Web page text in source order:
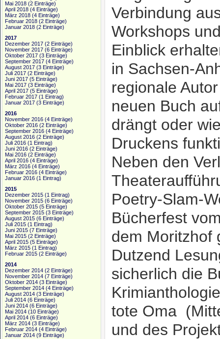
Mai 2018 (2 Einträge)
April 2018 (4 Einträge)
März 2018 (4 Einträge)
Februar 2018 (2 Einträge)
Januar 2018 (2 Einträge)
2017
Dezember 2017 (2 Einträge)
November 2017 (6 Einträge)
Oktober 2017 (3 Einträge)
September 2017 (4 Einträge)
August 2017 (3 Einträge)
Juli 2017 (2 Einträge)
Juni 2017 (5 Einträge)
Mai 2017 (3 Einträge)
April 2017 (5 Einträge)
Februar 2017 (1 Eintrag)
Januar 2017 (3 Einträge)
2016
November 2016 (4 Einträge)
Oktober 2016 (2 Einträge)
September 2016 (4 Einträge)
August 2016 (2 Einträge)
Juli 2016 (1 Eintrag)
Juni 2016 (2 Einträge)
Mai 2016 (2 Einträge)
April 2016 (4 Einträge)
März 2016 (4 Einträge)
Februar 2016 (4 Einträge)
Januar 2016 (1 Eintrag)
2015
Dezember 2015 (1 Eintrag)
November 2015 (6 Einträge)
Oktober 2015 (5 Einträge)
September 2015 (3 Einträge)
August 2015 (6 Einträge)
Juli 2015 (1 Eintrag)
Juni 2015 (7 Einträge)
Mai 2015 (2 Einträge)
April 2015 (5 Einträge)
März 2015 (1 Eintrag)
Februar 2015 (2 Einträge)
2014
Dezember 2014 (2 Einträge)
November 2014 (7 Einträge)
Oktober 2014 (3 Einträge)
September 2014 (4 Einträge)
August 2014 (3 Einträge)
Juli 2014 (6 Einträge)
Juni 2014 (6 Einträge)
Mai 2014 (10 Einträge)
April 2014 (6 Einträge)
März 2014 (3 Einträge)
Februar 2014 (4 Einträge)
Januar 2014 (9 Einträge)
Verbindung
Workshops
Einblick
in Sachsen-
regionale
neuen Buch
drängt oder
Druckens
Neben den
Poetry-Slam-
Bücherfest
dem Moritzhof
Dutzend
sicherlich die
tote Oma
und des